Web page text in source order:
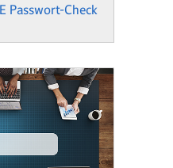
Passwort-Check